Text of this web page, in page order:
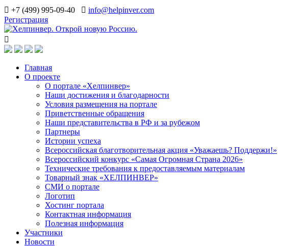
+7 (499) 995-09-40
info@helpinver.com
Регистрация
Главная
О проекте
О портале «Хелпинвер»
Наши достижения и благодарности
Условия размещения на портале
Приветственные обращения
Наши представительства в РФ и за рубежом
Партнеры
Истории успеха
Всероссийская благотворительная акция «Уважаешь? Поддержи!»
Всероссийский конкурс «Самая Огромная Страна 2026»
Технические требования к предоставляемым материалам
Товарный знак «ХЕЛПИНВЕР»
СМИ о портале
Логотип
Хостинг портала
Контактная информация
Полезная информация
Участники
Новости